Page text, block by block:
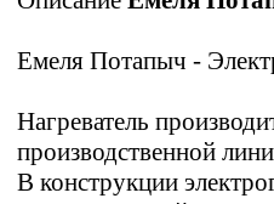
Емеля Потапыч -
Нагреватель
производственной
В конструкции